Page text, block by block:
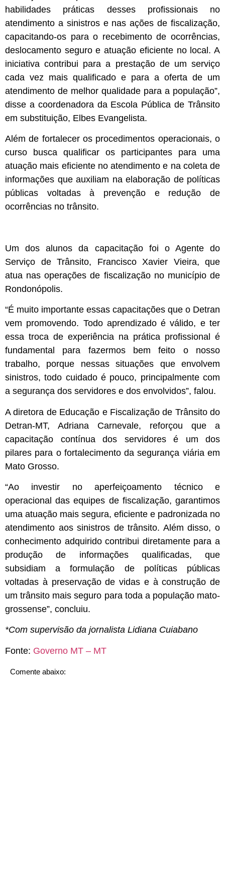
habilidades práticas desses profissionais no
atendimento a sinistros e nas ações de fiscalização,
capacitando-os para o recebimento de ocorrências,
deslocamento seguro e atuação eficiente no local. A
iniciativa contribui para a prestação de um serviço
cada vez mais qualificado e para a oferta de um
atendimento de melhor qualidade para a população”,
disse a coordenadora da Escola Pública de Trânsito
em substituição, Elbes Evangelista.
Além de fortalecer os procedimentos operacionais, o
curso busca qualificar os participantes para uma
atuação mais eficiente no atendimento e na coleta de
informações que auxiliam na elaboração de políticas
públicas voltadas à prevenção e redução de
ocorrências no trânsito.
Um dos alunos da capacitação foi o Agente do
Serviço de Trânsito, Francisco Xavier Vieira, que
atua nas operações de fiscalização no município de
Rondonópolis.
“É muito importante essas capacitações que o Detran
vem promovendo. Todo aprendizado é válido, e ter
essa troca de experiência na prática profissional é
fundamental para fazermos bem feito o nosso
trabalho, porque nessas situações que envolvem
sinistros, todo cuidado é pouco, principalmente com
a segurança dos servidores e dos envolvidos”, falou.
A diretora de Educação e Fiscalização de Trânsito do
Detran-MT, Adriana Carnevale, reforçou que a
capacitação contínua dos servidores é um dos
pilares para o fortalecimento da segurança viária em
Mato Grosso.
“Ao investir no aperfeiçoamento técnico e
operacional das equipes de fiscalização, garantimos
uma atuação mais segura, eficiente e padronizada no
atendimento aos sinistros de trânsito. Além disso, o
conhecimento adquirido contribui diretamente para a
produção de informações qualificadas, que
subsidiam a formulação de políticas públicas
voltadas à preservação de vidas e à construção de
um trânsito mais seguro para toda a população mato-
grossense”, concluiu.
*Com supervisão da jornalista Lidiana Cuiabano
Fonte: Governo MT – MT
Comente abaixo: